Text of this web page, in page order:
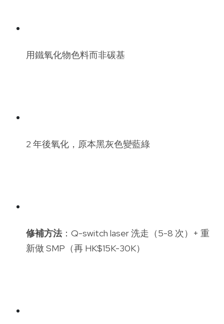
用鐵氧化物色料而非碳基
2 年後氧化，原本黑灰色變藍綠
修補方法：Q-switch laser 洗走（5-8 次）+ 重
新做 SMP（再 HK$15K-30K）